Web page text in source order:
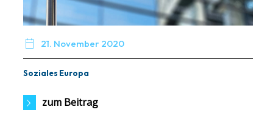
 21. November 2020
Soziales Europa
zum Beitrag